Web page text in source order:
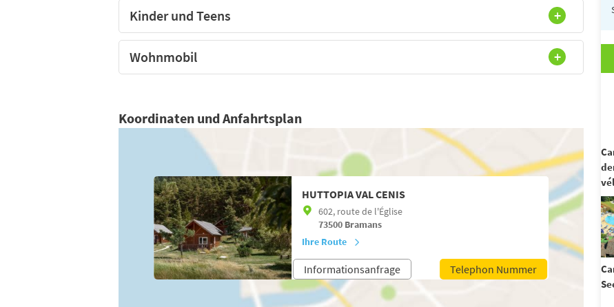
Kinder und Teens
Wohnmobil
Koordinaten und Anfahrtsplan
HUTTOPIA VAL CENIS
602, route de l'Église
73500 Bramans
Ihre Route
Informationsanfrage Telephon Nummer